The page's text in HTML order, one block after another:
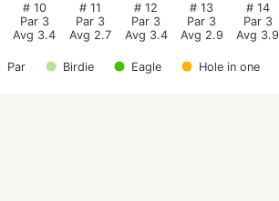
Par Birdie Eagle Hole in one
# 10
Par 3
Avg 3.4
# 11
Par 3
Avg 2.7
# 12
Par 3
Avg 3.4
# 13
Par 3
Avg 2.9
# 14
Par 3
Avg 3.9